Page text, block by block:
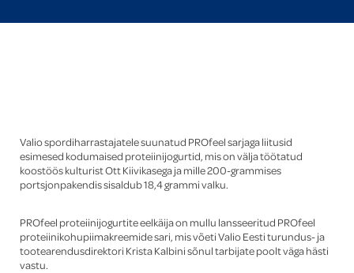
Global
Valio spordiharrastajatele suunatud PROfeel sarjaga liitusid
esimesed kodumaised proteiinijogurtid, mis on välja töötatud
koostöös kulturist Ott Kiivikasega ja mille 200-grammises
portsjonpakendis sisaldub 18,4 grammi valku.
PROfeel proteiinijogurtite eelkäija on mullu lansseeritud PROfeel
proteiinikohupiimakreemide sari, mis võeti Valio Eesti turundus- ja
tootearendusdirektori Krista Kalbini sõnul tarbijate poolt väga hästi
vastu.